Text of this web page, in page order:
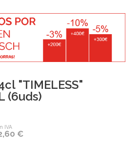
"TIMELESS"
(6uds)
€
IVA